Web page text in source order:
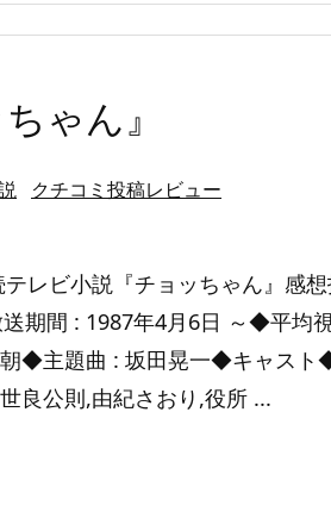
ゃん』
クチコミ投稿レビュー
テレビ小説『チョッちゃん』感
期間 : 1987年4月6日 ～◆平均
◆主題曲 : 坂田晃一◆キャスト
良公則,由紀さおり,役所 ...